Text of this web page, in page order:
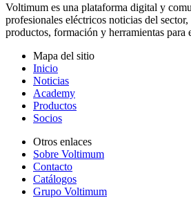
Voltimum es una plataforma digital y
profesionales eléctricos noticias del
productos, formación y herramientas para
Mapa del sitio
Inicio
Noticias
Academy
Productos
Socios
Otros enlaces
Sobre Voltimum
Contacto
Catálogos
Grupo Voltimum